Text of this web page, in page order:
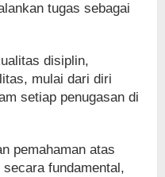
tugas sebagai
disiplin,
mulai dari diri
setiap penugasan di
pemahaman atas
fundamental,